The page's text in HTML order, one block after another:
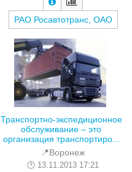
РАО Росавтотранс, ОАО
Транспортно-экспедиционное
обслуживание – это
организация транспортиро...
📍Воронеж
13.11.2013 17:21